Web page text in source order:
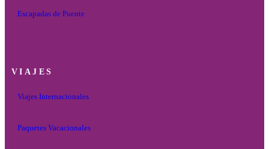
Escapadas de Puente
VIAJES
Viajes Internacionales
Paquetes Vacacionales